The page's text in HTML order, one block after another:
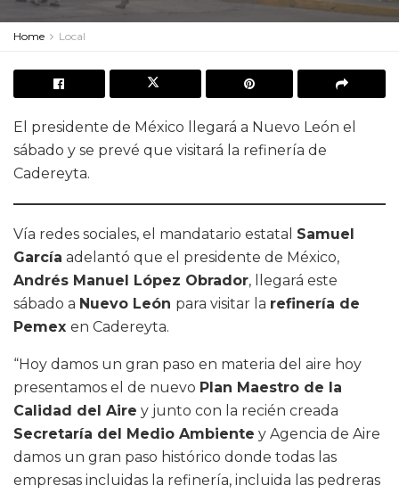
Home Local
El presidente de México llegará a Nuevo León el
sábado y se prevé que visitará la refinería de
Cadereyta.
Vía redes sociales, el mandatario estatal Samuel
García adelantó que el presidente de México,
Andrés Manuel López Obrador, llegará este
sábado a Nuevo León para visitar la refinería de
Pemex en Cadereyta.
“Hoy damos un gran paso en materia del aire hoy
presentamos el de nuevo Plan Maestro de la
Calidad del Aire y junto con la recién creada
Secretaría del Medio Ambiente y Agencia de Aire
damos un gran paso histórico donde todas las
empresas incluidas la refinería, incluida las pedreras